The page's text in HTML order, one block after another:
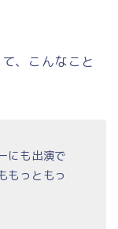
、こんなこと
にも出演で
もっともっ